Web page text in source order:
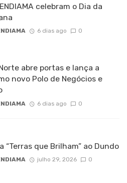
celebram o Dia da
6 dias ago 0
abre portas e lança a
novo Polo de Negócios e
6 dias ago 0
“Terras que Brilham” ao Dundo
julho 29, 2026 0